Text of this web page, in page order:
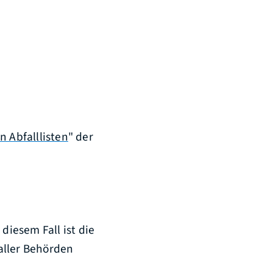
Abfalllisten" der
Fall ist die
Behörden